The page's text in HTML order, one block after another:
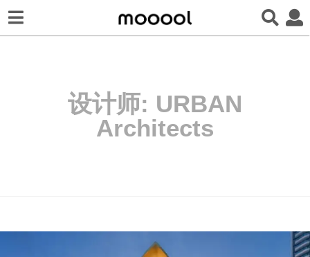
设计师: URBAN
Architects